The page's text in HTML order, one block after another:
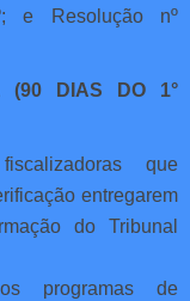
e Resolução nº
(90 DIAS DO 1°
que
entregarem
do Tribunal
programas de